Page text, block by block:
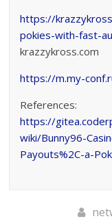
https://
pokies-with-fast-
krazzykross.com
https://m.my-
References:
https://
wiki/Bunny96-
Payouts%2C-a-